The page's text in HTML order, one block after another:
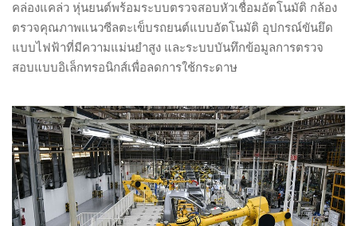
คล่องแคล่ว หุ่นยนต์พร้อมระบบตรวจสอบหัวเชื่อมอัตโนมัติ กล้อง
ตรวจคุณภาพแนวซีลตะเข็บรถยนต์แบบอัตโนมัติ อุปกรณ์ขันยึด
แบบไฟฟ้าที่มีความแม่นยำสูง และระบบบันทึกข้อมูลการตรวจ
สอบแบบอิเล็กทรอนิกส์เพื่อลดการใช้กระดาษ